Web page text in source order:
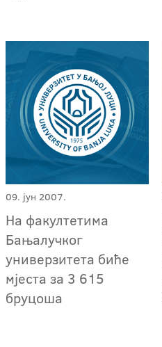
09. јун 2007.
На факултетима
Бањалучког
универзитета биће
мјеста за 3 615
бруцоша